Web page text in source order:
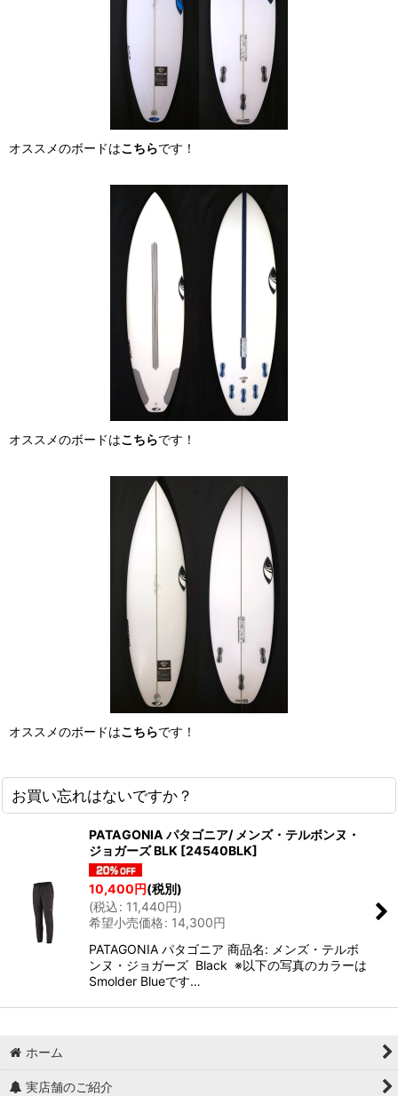
オススメのボードはこちらです！
オススメのボードはこちらです！
オススメのボードはこちらです！
お買い忘れはないですか？
PATAGONIA パタゴニア/ メンズ・テルボンヌ・
ジョガーズ BLK [24540BLK]
10,400円(税別)
(税込: 11,440円)
希望小売価格: 14,300円
PATAGONIA パタゴニア 商品名: メンズ・テルボ
ンヌ・ジョガーズ Black ※以下の写真のカラーは
Smolder Blueです…
ホーム
実店舗のご紹介